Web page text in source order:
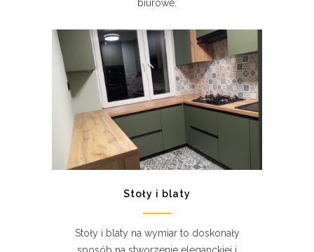
biurowe.
Stoły i blaty
Stoły i blaty na wymiar to doskonały